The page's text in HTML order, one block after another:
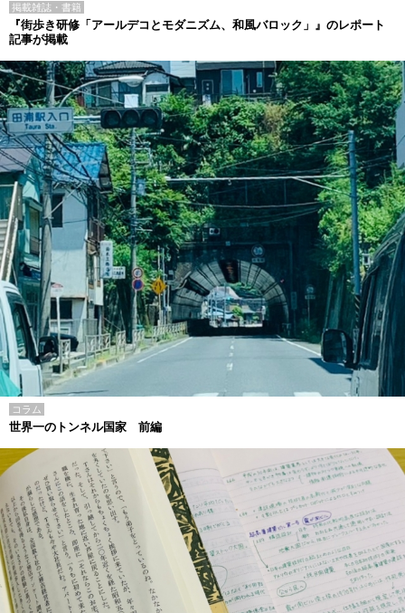
掲載雑誌・書籍
『街歩き研修「アールデコとモダニズム、和風バロック」』のレポート
記事が掲載
コラム
世界一のトンネル国家 前編